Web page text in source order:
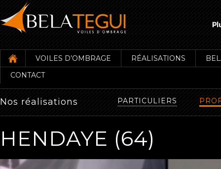
VOILES D’OMBRAGE RÉALISATIONS
CONTACT
Nos réalisations PARTICULIERS
HENDAYE (64)